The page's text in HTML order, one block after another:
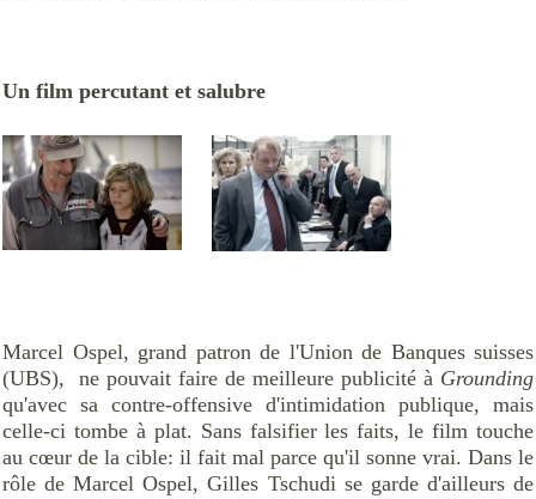
Un film percutant et salubre
Marcel Ospel, grand patron de l'Union de Banques suisses
(UBS), ne pouvait faire de meilleure publicité à Grounding
qu'avec sa contre-offensive d'intimidation publique, mais
celle-ci tombe à plat. Sans falsifier les faits, le film touche
au cœur de la cible: il fait mal parce qu'il sonne vrai. Dans le
rôle de Marcel Ospel, Gilles Tschudi se garde d'ailleurs de